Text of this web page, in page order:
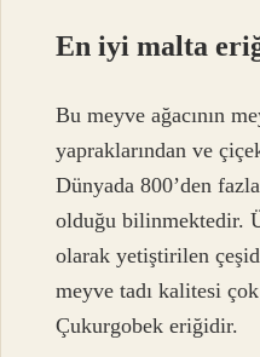
En iyi malta
Bu meyve ağacının
yapraklarından ve
Dünyada 800’den
olduğu bilinmektedir.
olarak yetiştirilen
meyve tadı kalitesi
Çukurgobek eriğidir.